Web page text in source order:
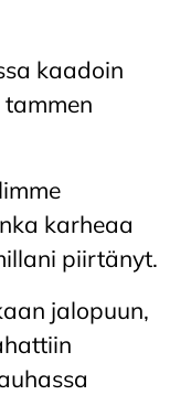
kaadoin
karheaa
piirtänyt.
jalopuun,